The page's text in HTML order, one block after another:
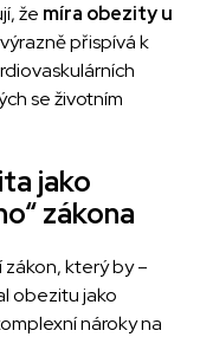
že míra obezity u
přispívá k
se životním
jako
zákona
který by –
obezitu jako
nároky na